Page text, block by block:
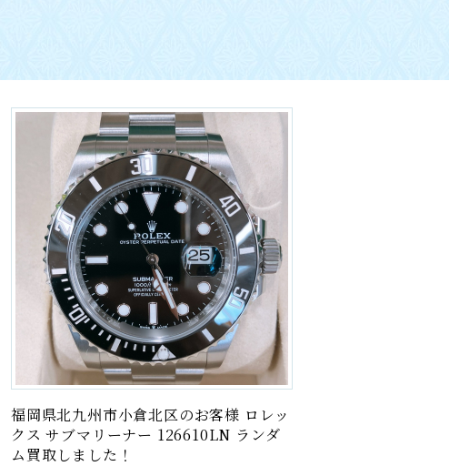
骨董品
絵画
金貨・記念硬貨・メダル
古銭・紙幣
ブランド
商品券
家電・電子機器
雑貨
福岡県北九州市小倉北区のお客様 ロレッ
クス サブマリーナー 126610LN ランダ
ム買取しました！